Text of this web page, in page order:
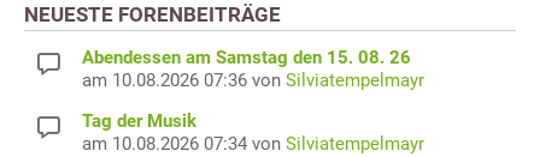
NEUESTE FORENBEITRÄGE
Abendessen am Samstag den 15. 08. 26
am 10.08.2026 07:36 von Silviatempelmayr
Tag der Musik
am 10.08.2026 07:34 von Silviatempelmayr